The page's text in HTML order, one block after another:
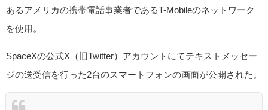
あるアメリカの携帯電話事業者であるT-Mobileのネットワーク
を使用。
SpaceXの公式X（旧Twitter）アカウントにてテキストメッセー
ジの送受信を行った2台のスマートフォンの画面が公開された。